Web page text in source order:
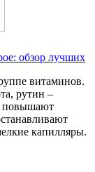
обзор лучших
витаминов.
рутин –
повышают
капилляры.